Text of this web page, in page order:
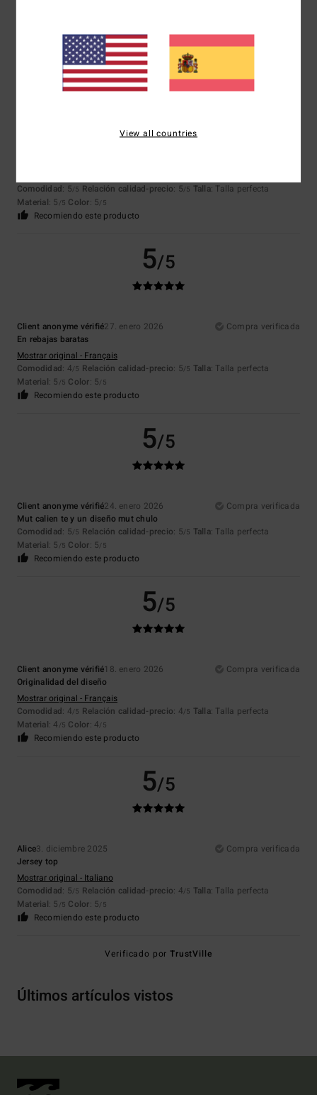
Recomiendo este producto
5 /5
Comodidad: 5/5 Relación calidad-precio: 5/5 Talla: Talla perfecta
Material: 5 /5 Color: 5/5
Recomiendo este producto
5/5
Client anonyme vérifié27. enero 2026
Compra verificada
En rebajas baratas
Mostrar original - Français
Comodidad: 4/5 Relación calidad-precio: 5/5 Talla: Talla perfecta
Material: 5 /5 Color: 5/5
Recomiendo este producto
5/5
Client anonyme vérifié24. enero 2026
Compra verificada
Mut calien te y un diseño mut chulo
Comodidad: 5/5 Relación calidad-precio: 5/5 Talla: Talla perfecta
Material: 5 /5 Color: 5/5
Recomiendo este producto
5/5
Client anonyme vérifié18. enero 2026
Compra verificada
Originalidad del diseño
Mostrar original - Français
Comodidad: 4/5 Relación calidad-precio: 4/5 Talla: Talla perfecta
Material: 4 /5 Color: 4/5
Recomiendo este producto
5/5
Alice3. diciembre 2025
Compra verificada
Jersey top
Mostrar original - Italiano
Comodidad: 5/5 Relación calidad-precio: 4/5 Talla: Talla perfecta
Material: 5 /5 Color: 5/5
Recomiendo este producto
Verificado porTrustVille
Últimos artículos vistos
View all countries